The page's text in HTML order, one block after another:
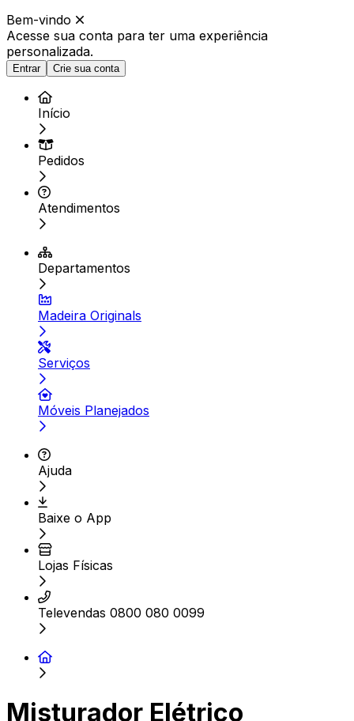
Bem-vindo
Acesse sua conta para ter uma experiência
personalizada.
Entrar Crie sua conta
Início
Pedidos
Atendimentos
Departamentos
Madeira Originals
Serviços
Móveis Planejados
Ajuda
Baixe o App
Lojas Físicas
Televendas 0800 080 0099
Misturador Elétrico